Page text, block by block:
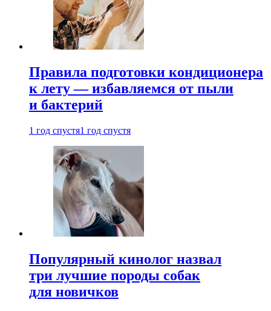
Правила подготовки кондиционера
к лету — избавляемся от пыли
и бактерий
1 год спустя1 год спустя
Популярный кинолог назвал
три лучшие породы собак
для новичков